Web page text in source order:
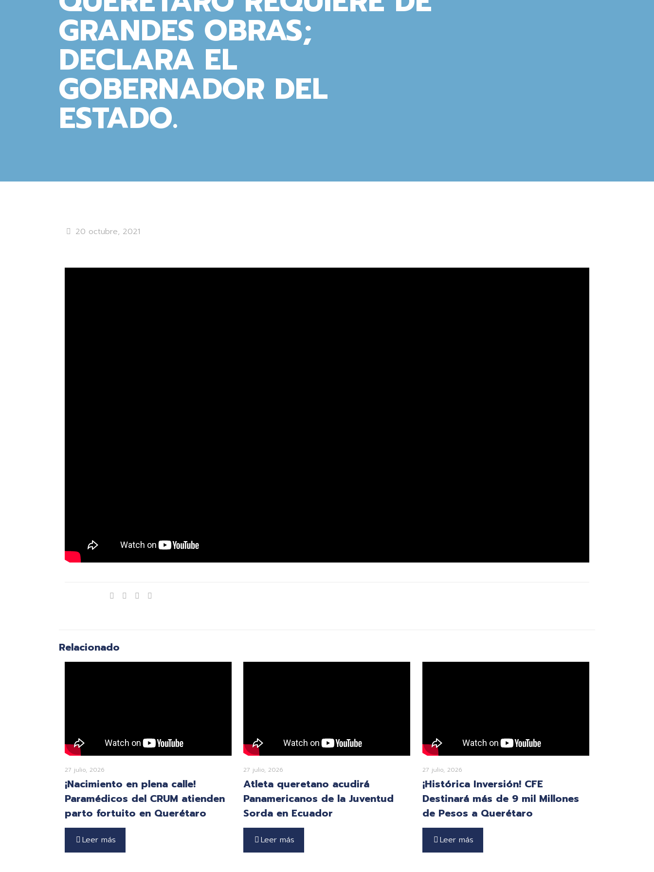
GRANDES OBRAS;
DECLARA EL
GOBERNADOR DEL
ESTADO.
20 octubre, 2021
Relacionado
27 julio, 2026
¡Nacimiento en plena calle!
Paramédicos del CRUM atienden
parto fortuito en Querétaro
Leer más
27 julio, 2026
Atleta queretano acudirá
Panamericanos de la Juventud
Sorda en Ecuador
Leer más
27 julio, 2026
¡Histórica Inversión! CFE
Destinará más de 9 mil Millones
de Pesos a Querétaro
Leer más